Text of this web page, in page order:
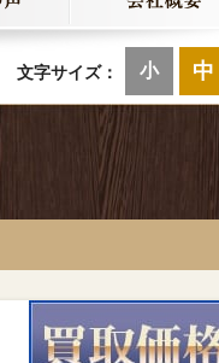
文字サイズ： 小 中